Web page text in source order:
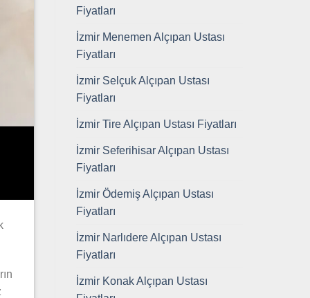
Fiyatları
İzmir Menemen Alçıpan Ustası
Fiyatları
İzmir Selçuk Alçıpan Ustası
Fiyatları
İzmir Tire Alçıpan Ustası Fiyatları
İzmir Seferihisar Alçıpan Ustası
Fiyatları
İzmir Ödemiş Alçıpan Ustası
Fiyatları
İzmir Narlıdere Alçıpan Ustası
Fiyatları
İzmir Konak Alçıpan Ustası